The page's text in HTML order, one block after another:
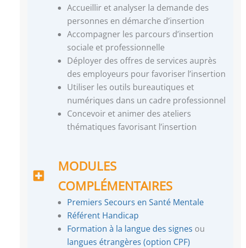
Accueillir et analyser la demande des
personnes en démarche d’insertion
Accompagner les parcours d’insertion
sociale et professionnelle
Déployer des offres de services auprès
des employeurs pour favoriser l’insertion
Utiliser les outils bureautiques et
numériques dans un cadre professionnel
Concevoir et animer des ateliers
thématiques favorisant l’insertion
MODULES
COMPLÉMENTAIRES
Premiers Secours en Santé Mentale
Référent Handicap
Formation à la langue des signes ou
langues étrangères (option CPF)